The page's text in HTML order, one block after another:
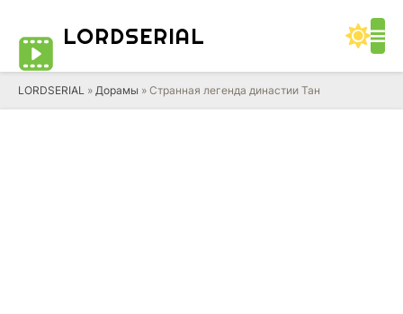
LORDSERIAL
LORDSERIAL » Дорамы » Странная легенда династии Тан